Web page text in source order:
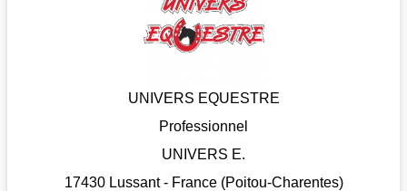
UNIVERS EQUESTRE
Professionnel
UNIVERS E.
17430 Lussant - France (Poitou-Charentes)